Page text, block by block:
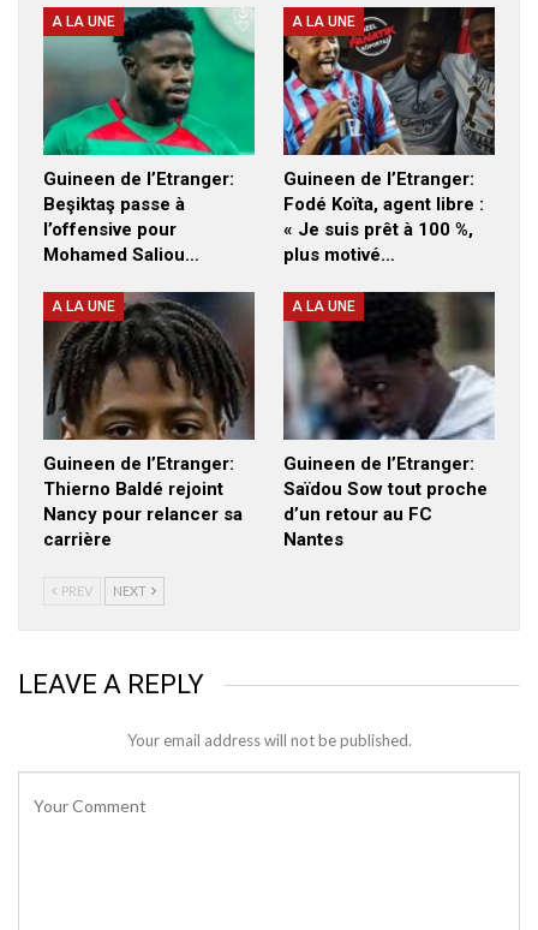
A LA UNE
Guineen de l’Etranger:
Beşiktaş passe à
l’offensive pour
Mohamed Saliou…
A LA UNE
Guineen de l’Etranger:
Fodé Koïta, agent libre :
« Je suis prêt à 100 %,
plus motivé…
A LA UNE
Guineen de l’Etranger:
Thierno Baldé rejoint
Nancy pour relancer sa
carrière
A LA UNE
Guineen de l’Etranger:
Saïdou Sow tout proche
d’un retour au FC
Nantes
PREV NEXT
LEAVE A REPLY
Your email address will not be published.